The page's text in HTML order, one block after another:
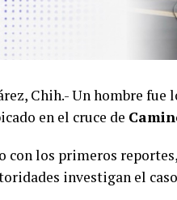
Chih.- Un hombre
en el cruce de
con los primeros
investigan el